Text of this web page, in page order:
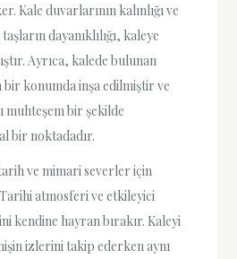
Kale duvarlarının kalınlığı ve
dayanıklılığı, kaleye
Ayrıca, kalede bulunan
konumda inşa edilmiştir ve
muhteşem bir şekilde
bir noktadadır.
ve mimari severler için
atmosferi ve etkileyici
kendine hayran bırakır. Kaleyi
izlerini takip ederken aynı